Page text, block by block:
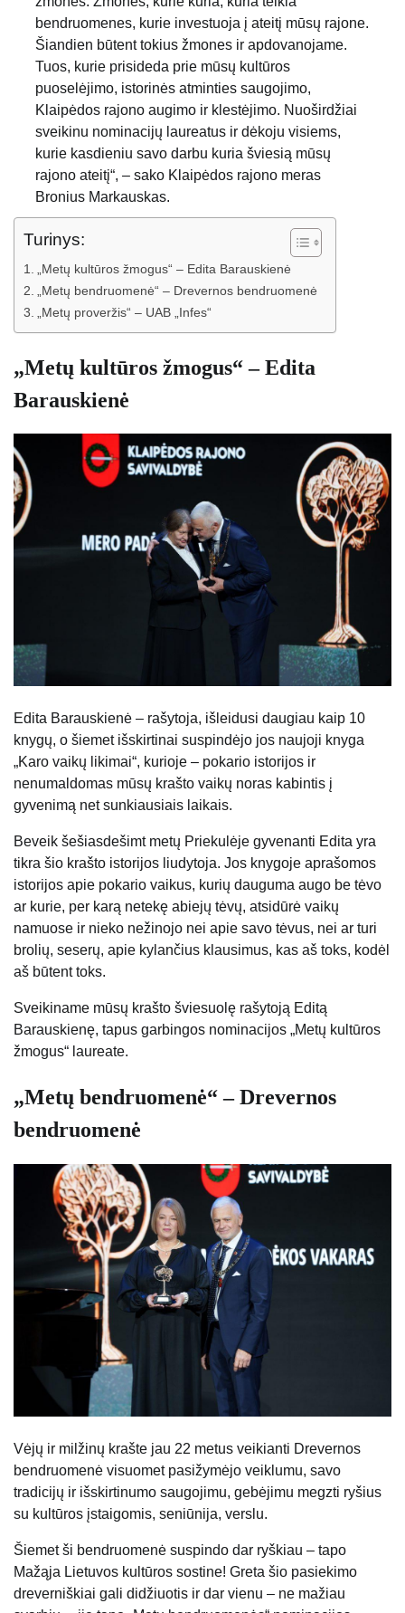
bendruomenes, kurie investuoja į ateitį mūsų rajone.
Šiandien būtent tokius žmones ir apdovanojame.
Tuos, kurie prisideda prie mūsų kultūros
puoselėjimo, istorinės atminties saugojimo,
Klaipėdos rajono augimo ir klestėjimo. Nuoširdžiai
sveikinu nominacijų laureatus ir dėkoju visiems,
kurie kasdieniu savo darbu kuria šviesią mūsų
rajono ateitį“, – sako Klaipėdos rajono meras
Bronius Markauskas.
Turinys:
„Metų kultūros žmogus“ – Edita Barauskienė
„Metų bendruomenė“ – Drevernos bendruomenė
„Metų proveržis“ – UAB „Infes“
„Metų kultūros žmogus“ – Edita
Barauskienė
Edita Barauskienė – rašytoja, išleidusi daugiau kaip 10
knygų, o šiemet išskirtinai suspindėjo jos naujoji knyga
„Karo vaikų likimai“, kurioje – pokario istorijos ir
nenumaldomas mūsų krašto vaikų noras kabintis į
gyvenimą net sunkiausiais laikais.
Beveik šešiasdešimt metų Priekulėje gyvenanti Edita yra
tikra šio krašto istorijos liudytoja. Jos knygoje aprašomos
istorijos apie pokario vaikus, kurių dauguma augo be tėvo
ar kurie, per karą netekę abiejų tėvų, atsidūrė vaikų
namuose ir nieko nežinojo nei apie savo tėvus, nei ar turi
brolių, seserų, apie kylančius klausimus, kas aš toks, kodėl
aš būtent toks.
Sveikiname mūsų krašto šviesuolę rašytoją Editą
Barauskienę, tapus garbingos nominacijos „Metų kultūros
žmogus“ laureate.
„Metų bendruomenė“ – Drevernos
bendruomenė
Vėjų ir milžinų krašte jau 22 metus veikianti Drevernos
bendruomenė visuomet pasižymėjo veiklumu, savo
tradicijų ir išskirtinumo saugojimu, gebėjimu megzti ryšius
su kultūros įstaigomis, seniūnija, verslu.
Šiemet ši bendruomenė suspindo dar ryškiau – tapo
Mažąja Lietuvos kultūros sostine! Greta šio pasiekimo
dreverniškiai gali didžiuotis ir dar vienu – ne mažiau